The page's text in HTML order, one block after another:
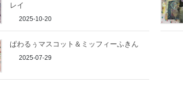
レイ
2025-10-20
ぱわるぅマスコット＆ミッフィーふきん
2025-07-29